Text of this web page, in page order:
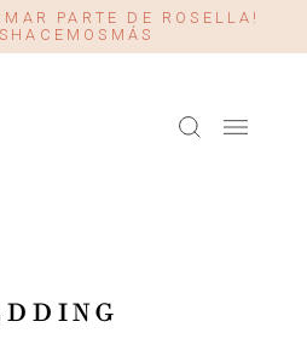
PARTE DE ROSELLA!